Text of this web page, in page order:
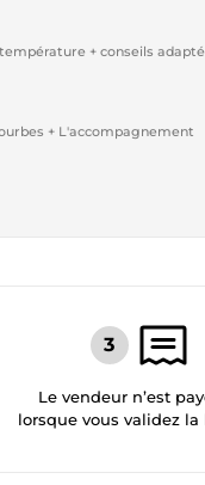
+ conseils
+ L'accompagnement
Le vendeur n’est
lorsque vous validez la